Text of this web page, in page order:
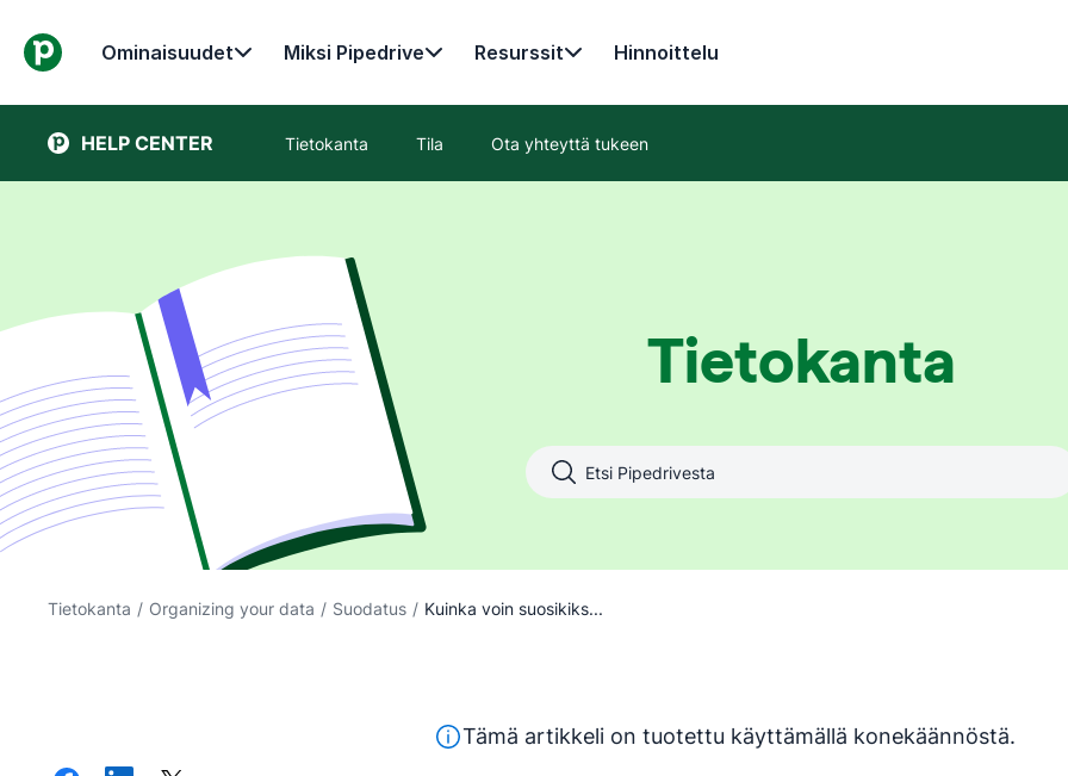
Ominaisuudet Miksi Pipedrive Resurssit Hinnoittelu
HELP CENTER Tietokanta Tila Ota yhteyttä tukeen
Tietokanta
Tietokanta / Organizing your data / Suodatus / Kuinka voin suosikiks...
Tämä teksti on käännetty englannista konekäännöstyökalulla, eikä
Tämä artikkeli on tuotettu käyttämällä konekäännöstä.